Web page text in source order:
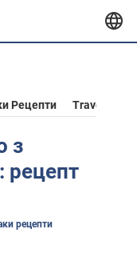
Рецепти Travel
з
рецепт
рецепти